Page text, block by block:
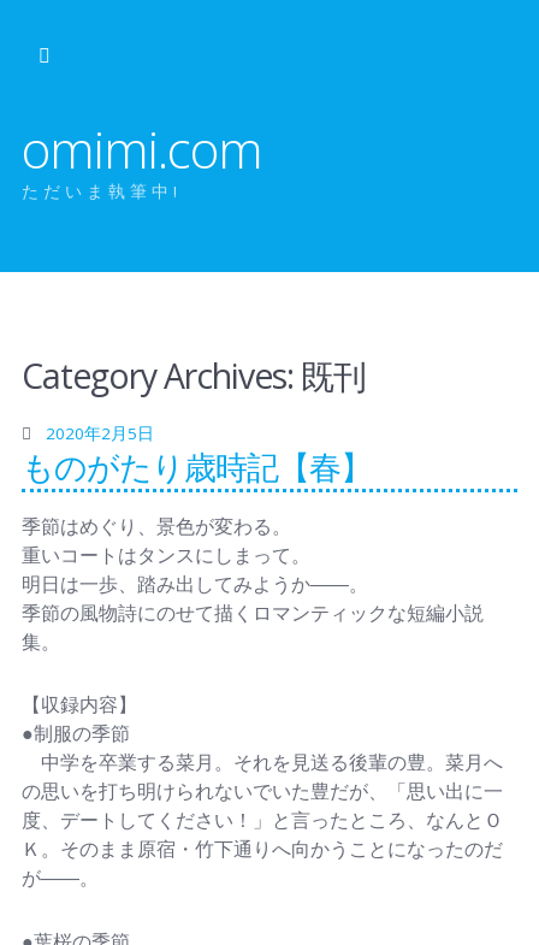
omimi.com
ただいま執筆中!
Category Archives: 既刊
2020年2月5日
ものがたり歳時記【春】
季節はめぐり、景色が変わる。
重いコートはタンスにしまって。
明日は一歩、踏み出してみようか――。
季節の風物詩にのせて描くロマンティックな短編小説
集。
【収録内容】
●制服の季節
中学を卒業する菜月。それを見送る後輩の豊。菜月へ
の思いを打ち明けられないでいた豊だが、「思い出に一
度、デートしてください！」と言ったところ、なんとＯ
Ｋ。そのまま原宿・竹下通りへ向かうことになったのだ
が――。